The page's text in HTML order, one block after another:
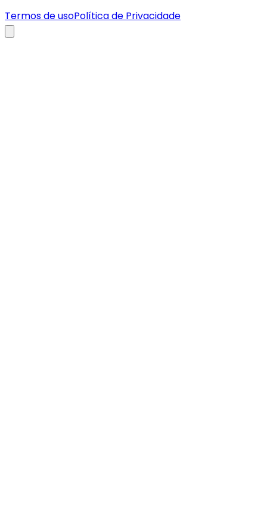
Termos de usoPolítica de Privacidade